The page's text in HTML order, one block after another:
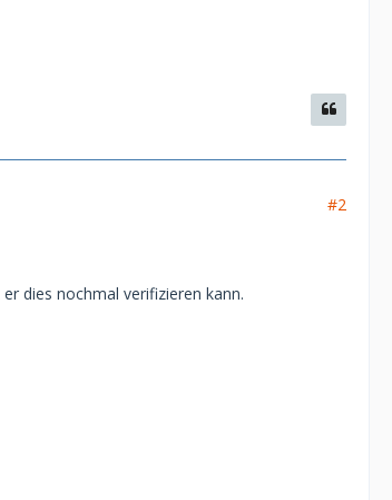
#2
dies nochmal verifizieren kann.